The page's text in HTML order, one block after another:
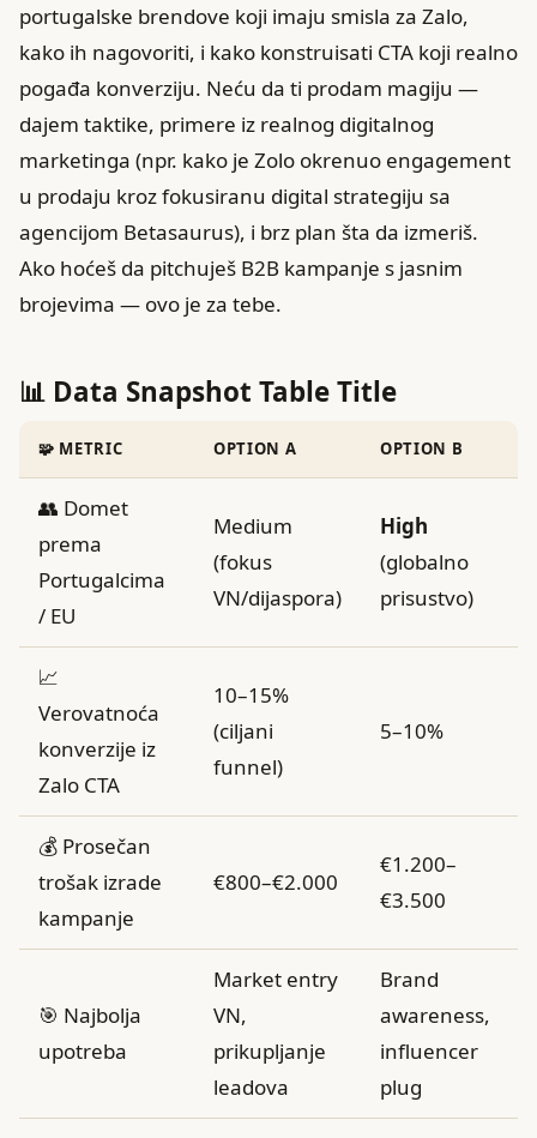
portugalske brendove koji imaju smisla za Zalo,
kako ih nagovoriti, i kako konstruisati CTA koji realno
pogađa konverziju. Neću da ti prodam magiju —
dajem taktike, primere iz realnog digitalnog
marketinga (npr. kako je Zolo okrenuo engagement
u prodaju kroz fokusiranu digital strategiju sa
agencijom Betasaurus), i brz plan šta da izmeriš.
Ako hoćeš da pitchuješ B2B kampanje s jasnim
brojevima — ovo je za tebe.
📊 Data Snapshot Table Title
🧩 METRIC OPTION A OPTION B
👥 Domet
prema
Portugalcima
/ EU
Medium
(fokus
VN/dijaspora)
High
(globalno
prisustvo)
📈
Verovatnoća
konverzije iz
Zalo CTA
10–15%
(ciljani
funnel)
5–10%
💰 Prosečan
trošak izrade
kampanje
€800–€2.000
€1.200–
€3.500
🎯 Najbolja
upotreba
Market entry
VN,
prikupljanje
leadova
Brand
awareness,
influencer
plug